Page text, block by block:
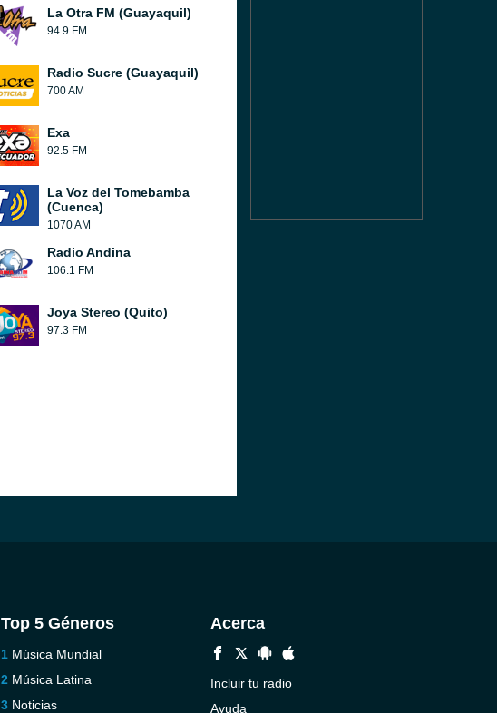
La Otra FM (Guayaquil)
94.9 FM
Radio Sucre (Guayaquil)
700 AM
Exa
92.5 FM
La Voz del Tomebamba
(Cuenca)
1070 AM
Radio Andina
106.1 FM
Joya Stereo (Quito)
97.3 FM
Top 5 Géneros
Música Mundial
Música Latina
Noticias
Acerca
Incluir tu radio
Ayuda